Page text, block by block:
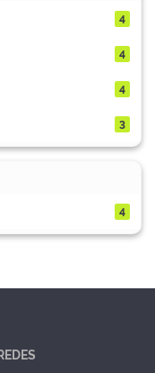
4
4
4
3
4